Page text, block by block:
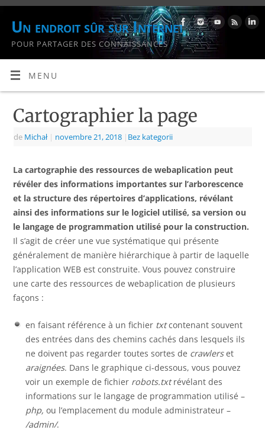
Un endroit sûr sur Internet
POUR PARTAGER DES CONNAISSANCES
MENU
Cartographier la page
de Michał | novembre 21, 2018 | Bez kategorii
La cartographie des ressources de webaplication peut
révéler des informations importantes sur l’arborescence
et la structure des répertoires d’applications, révélant
ainsi des informations sur le logiciel utilisé, sa version ou
le langage de programmation utilisé pour la construction.
Il s’agit de créer une vue systématique qui présente
généralement de manière hiérarchique à partir de laquelle
l’application WEB est construite. Vous pouvez construire
une carte des ressources de webaplication de plusieurs
façons :
en faisant référence à un fichier txtcontenant souvent
des entrées dans des chemins cachés dans lesquels ils
ne doivent pas regarder toutes sortes de crawlerset
araignées. Dans le graphique ci-dessous, vous pouvez
voir un exemple de fichier robots.txtrévélant des
informations sur le langage de programmation utilisé –
php, ou l’emplacement du module administrateur –
/admin/.